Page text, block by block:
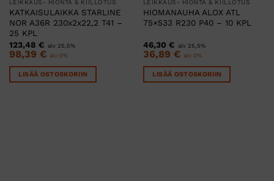
LEIKKAUS- HIONTA & KIILLOTUS
KATKAISULAIKKA STARLINE
NOR A36R 230x2x22,2 T41 –
25 KPL
123,48 € alv 25,5%
98,39 € alv 0%
LISÄÄ OSTOSKORIIN
LEIKKAUS- HIONTA & KIILLOTUS
HIOMANAUHA ALOX ATL
75×533 R230 P40 – 10 KPL
46,30 € alv 25,5%
36,89 € alv 0%
LISÄÄ OSTOSKORIIN